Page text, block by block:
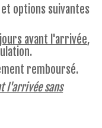
et options suivantes
avant l'arrivée,
remboursé.
l'arrivée sans